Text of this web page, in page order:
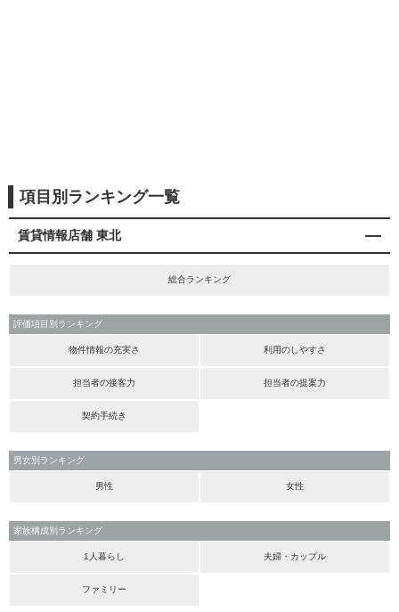
項目別ランキング一覧
賃貸情報店舗 東北
総合ランキング
評価項目別ランキング
物件情報の充実さ 利用のしやすさ
担当者の接客力 担当者の提案力
契約手続き
男女別ランキング
男性 女性
家族構成別ランキング
1人暮らし 夫婦・カップル
ファミリー